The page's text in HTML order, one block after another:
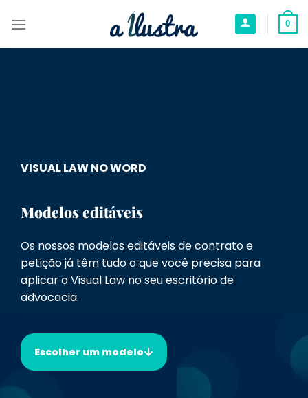
0
VISUAL LAW NO WORD
Modelos editáveis
Os nossos modelos editáveis de contrato e
petição já têm tudo o que você precisa para
aplicar o Visual Law no seu escritório de
advocacia.
Escolher um modelo